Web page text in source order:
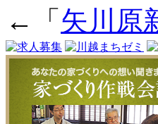
←「 矢川原